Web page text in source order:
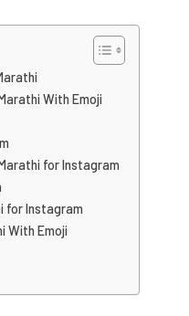
With Emoji
for Instagram
for Instagram
With Emoji